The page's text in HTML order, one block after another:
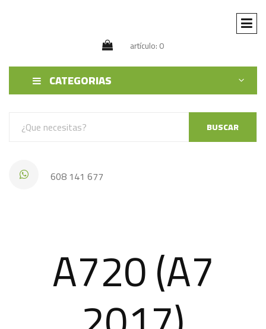
artículo: 0
CATEGORIAS
BUSCAR
608 141 677
A720 (A7